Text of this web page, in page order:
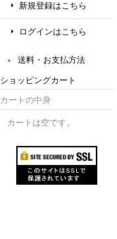
新規登録はこちら
ログインはこちら
送料・お支払方法
ショッピングカート
カートの中身
カートは空です。